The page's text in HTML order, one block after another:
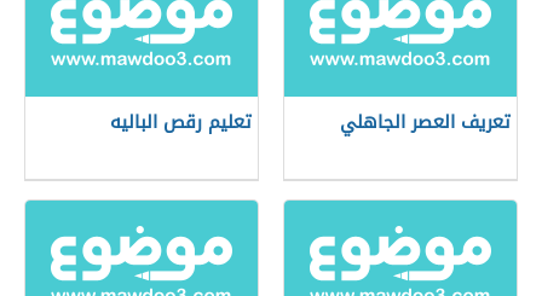
تعريف العصر الجاهلي تعليم رقص الباليه